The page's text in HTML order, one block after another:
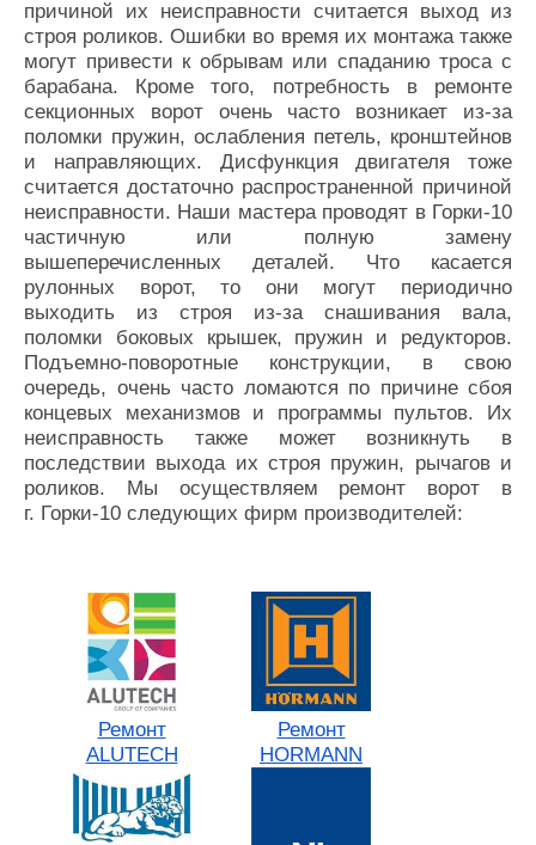
причиной их неисправности считается выход из
строя роликов. Ошибки во время их монтажа также
могут привести к обрывам или спаданию троса с
барабана. Кроме того, потребность в ремонте
секционных ворот очень часто возникает из-за
поломки пружин, ослабления петель, кронштейнов
и направляющих. Дисфункция двигателя тоже
считается достаточно распространенной причиной
неисправности. Наши мастера проводят в Горки-10
частичную или полную замену
вышеперечисленных деталей. Что касается
рулонных ворот, то они могут периодично
выходить из строя из-за снашивания вала,
поломки боковых крышек, пружин и редукторов.
Подъемно-поворотные конструкции, в свою
очередь, очень часто ломаются по причине сбоя
концевых механизмов и программы пультов. Их
неисправность также может возникнуть в
последствии выхода их строя пружин, рычагов и
роликов. Мы осуществляем ремонт ворот в
г. Горки-10 следующих фирм производителей:
Ремонт
ALUTECH
Ремонт
HORMANN